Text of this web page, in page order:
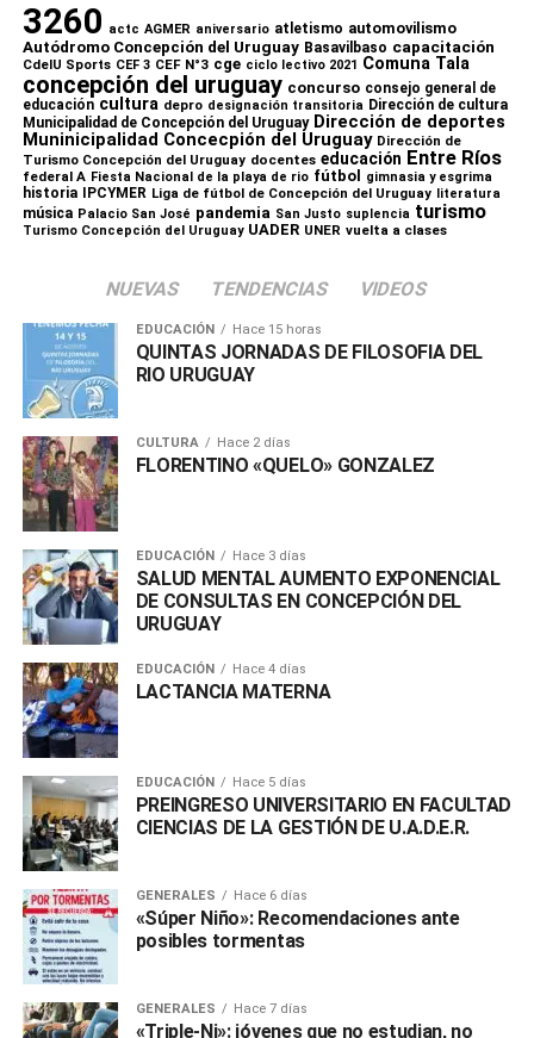
3260 actc AGMER aniversario atletismo automovilismo
Autódromo Concepción del Uruguay Basavilbaso capacitación
CdelU Sports CEF 3 CEF N°3 cge ciclo lectivo 2021 Comuna Tala
concepción del uruguay concurso consejo general de
educación cultura depro designación transitoria Dirección de cultura
Municipalidad de Concepción del Uruguay Dirección de deportes
Muninicipalidad Concecpión del Uruguay Dirección de
Turismo Concepción del Uruguay docentes educación Entre Ríos
federal A Fiesta Nacional de la playa de rio fútbol gimnasia y esgrima
historia IPCYMER Liga de fútbol de Concepción del Uruguay literatura
música Palacio San José pandemia San Justo suplencia turismo
Turismo Concepción del Uruguay UADER UNER vuelta a clases
NUEVAS TENDENCIAS VIDEOS
EDUCACIÓN Hace 15 horas
QUINTAS JORNADAS DE FILOSOFIA DEL
RIO URUGUAY
CULTURA Hace 2 días
FLORENTINO «QUELO» GONZALEZ
EDUCACIÓN Hace 3 días
SALUD MENTAL AUMENTO EXPONENCIAL
DE CONSULTAS EN CONCEPCIÓN DEL
URUGUAY
EDUCACIÓN Hace 4 días
LACTANCIA MATERNA
EDUCACIÓN Hace 5 días
PREINGRESO UNIVERSITARIO EN FACULTAD
CIENCIAS DE LA GESTIÓN DE U.A.D.E.R.
GENERALES Hace 6 días
«Súper Niño»: Recomendaciones ante
posibles tormentas
GENERALES Hace 7 días
«Triple-Ni»: jóvenes que no estudian, no